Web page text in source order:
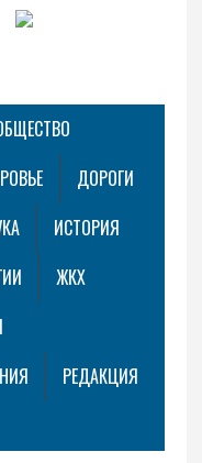
ДОРОГИ
ИСТОРИЯ
ЖКХ
РЕДАКЦИЯ